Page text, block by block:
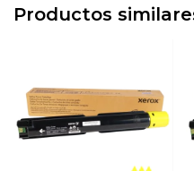
Productos